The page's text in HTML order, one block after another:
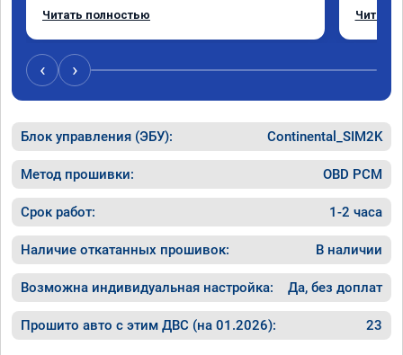
понравилось. Рекомендую данную
Читать полностью
газов,
как
Машина
ничего
сразу.
В
пути!
Читать
‹ ›
Блок управления (ЭБУ): Continental_SIM2K
Метод прошивки: OBD PCM
Срок работ: 1-2 часа
Наличие откатанных прошивок: В наличии
Возможна индивидуальная настройка: Да, без доплат
Прошито авто с этим ДВС (на 01.2026): 23